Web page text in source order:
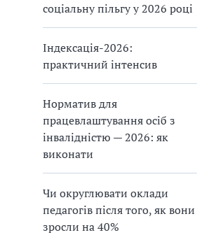
соціальну пільгу у 2026 році
Індексація-2026:
практичний інтенсив
Норматив для
працевлаштування осіб з
інвалідністю — 2026: як
виконати
Чи округлювати оклади
педагогів після того, як вони
зросли на 40%